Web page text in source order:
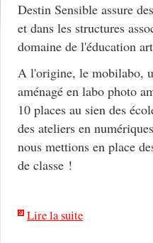
Destin Sensible assure
et dans les structures
domaine de l'éducation
A l'origine, le mobilabo,
aménagé en labo photo
10 places au sien des
des ateliers en
nous mettions en place
de classe !
Lire la suite